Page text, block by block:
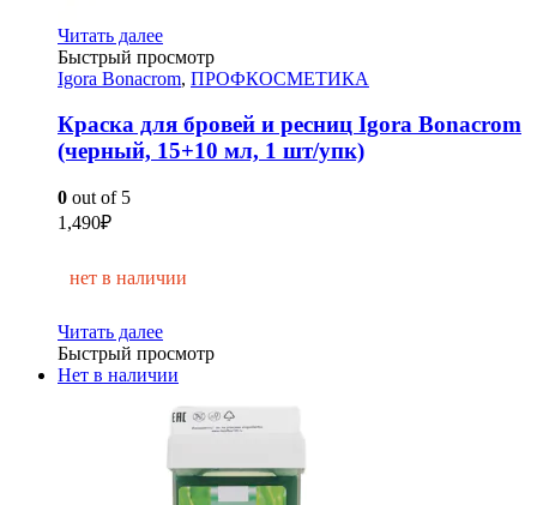
Читать далее
Быстрый просмотр
Igora Bonacrom, ПРОФКОСМЕТИКА
Краска для бровей и ресниц Igora Bonacrom
(черный, 15+10 мл, 1 шт/упк)
0 out of 5
1,490₽
нет в наличии
Читать далее
Быстрый просмотр
Нет в наличии